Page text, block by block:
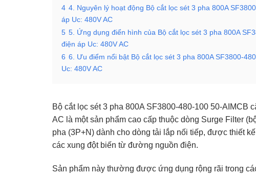
4 4. Nguyên lý hoạt động Bộ cắt lọc sét 3 pha 800A
áp Uc: 480V AC
5 5. Ứng dụng điển hình của Bộ cắt lọc sét 3 pha 800A
điện áp Uc: 480V AC
6 6. Ưu điểm nổi bật Bộ cắt lọc sét 3 pha 800A SF3800-
Uc: 480V AC
Bộ cắt lọc sét 3 pha 800A SF3800-480-100 50-AIMCB
AC là một sản phẩm cao cấp thuộc dòng Surge Filter
pha (3P+N) dành cho dòng tải lắp nối tiếp, được thiết
các xung đột biến từ đường nguồn điện.
Sản phẩm này thường được ứng dụng rộng rãi trong